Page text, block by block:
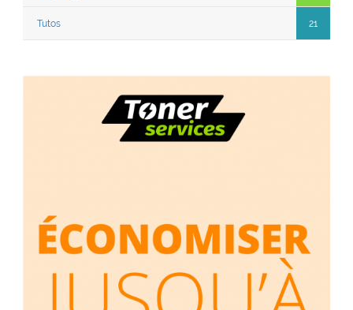
Tutos 21